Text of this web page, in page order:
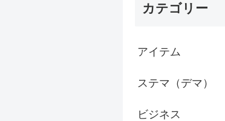
カテゴリー
アイテム
ステマ（デマ）
ビジネス